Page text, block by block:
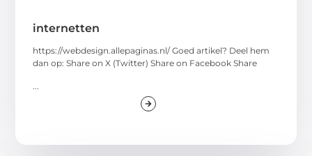
internetten
https://webdesign.allepaginas.nl/ Goed artikel? Deel hem
dan op: Share on X (Twitter) Share on Facebook Share